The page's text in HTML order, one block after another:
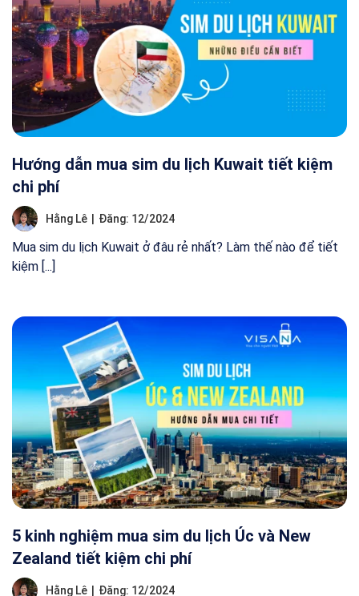
Hướng dẫn mua sim du lịch Kuwait tiết kiệm
chi phí
Hằng Lê Đăng: 12/2024
Mua sim du lịch Kuwait ở đâu rẻ nhất? Làm thế nào để tiết
kiệm [...]
5 kinh nghiệm mua sim du lịch Úc và New
Zealand tiết kiệm chi phí
Hằng Lê Đăng: 12/2024